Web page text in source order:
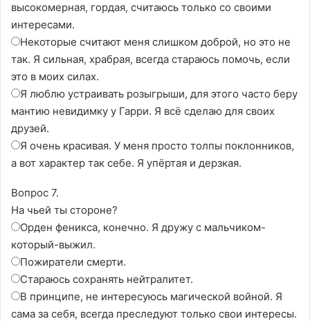
высокомерная, гордая, считаюсь только со своими
интересами.
Некоторые считают меня слишком доброй, но это не
так. Я сильная, храбрая, всегда стараюсь помочь, если
это в моих силах.
Я люблю устраивать розыгрыши, для этого часто беру
мантию невидимку у Гарри. Я всë сделаю для своих
друзей.
Я очень красивая. У меня просто толпы поклонников,
а вот характер так себе. Я упëртая и дерзкая.
Вопрос 7.
На чьей ты стороне?
Орден феникса, конечно. Я дружу с мальчиком-
который-выжил.
Пожиратели смерти.
Стараюсь сохранять нейтралитет.
В принципе, не интересуюсь магической войной. Я
сама за себя, всегда преследуют только свои интересы.